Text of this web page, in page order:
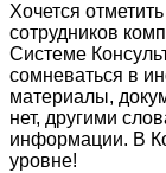
Хочется
сотрудников
Системе
сомневаться в
материалы,
нет, другими
информации. В
уровне!